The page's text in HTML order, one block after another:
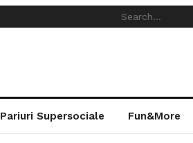
Pariuri Supersociale Fun&More